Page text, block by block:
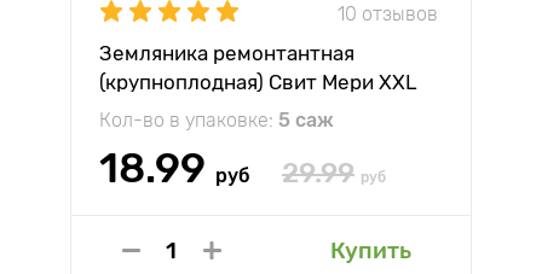
10 отзывов
Земляника ремонтантная
(крупноплодная) Свит Мери XXL
Кол-во в упаковке: 5 саж
18.99 руб 29.99 руб
Купить